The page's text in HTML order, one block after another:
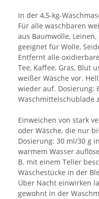
In der 4,5-kg-
Für alle waschbaren
aus Baumwolle,
geeignet für Wolle,
Entfernt alle
Tee, Kaffee, Gras, Blut
weißer Wäsche vor.
wieder auf. Dosierung:
Waschmittelschublade
Einweichen von stark
oder Wäsche, die nur
Dosierung: 30 ml/30 g
warmem Wasser
B. mit einem Teller
Wäschestücke in der
Über Nacht einwirken
gewohnt in der